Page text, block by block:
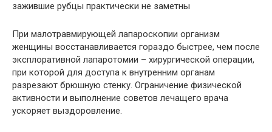
зажившие рубцы практически не заметны
При малотравмирующей лапароскопии организм
женщины восстанавливается гораздо быстрее, чем после
эксплоративной лапаротомии – хирургической операции,
при которой для доступа к внутренним органам
разрезают брюшную стенку. Ограничение физической
активности и выполнение советов лечащего врача
ускоряет выздоровление.